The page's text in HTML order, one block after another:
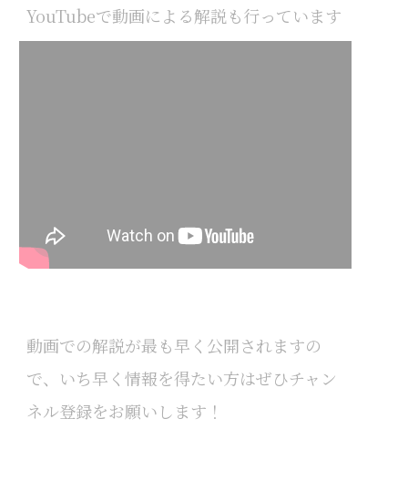
YouTubeで動画による解説も行っています
動画での解説が最も早く公開されますの
で、いち早く情報を得たい方はぜひチャン
ネル登録をお願いします！